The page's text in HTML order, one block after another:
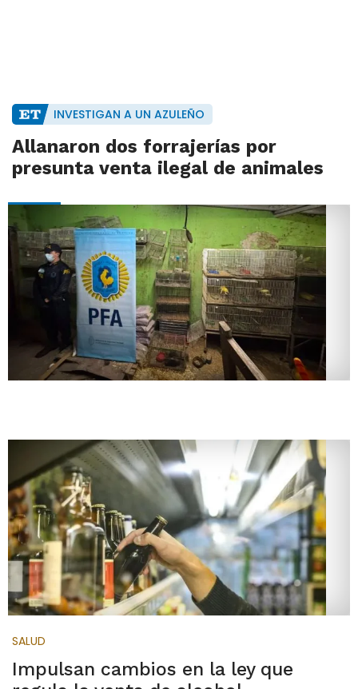
INVESTIGAN A UN AZULEÑO
Allanaron dos forrajerías por
presunta venta ilegal de animales
SALUD
Impulsan cambios en la ley que